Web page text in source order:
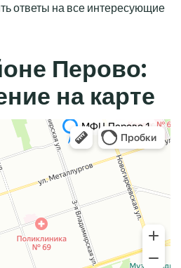
ответы на все интересующие
Перово:
на карте